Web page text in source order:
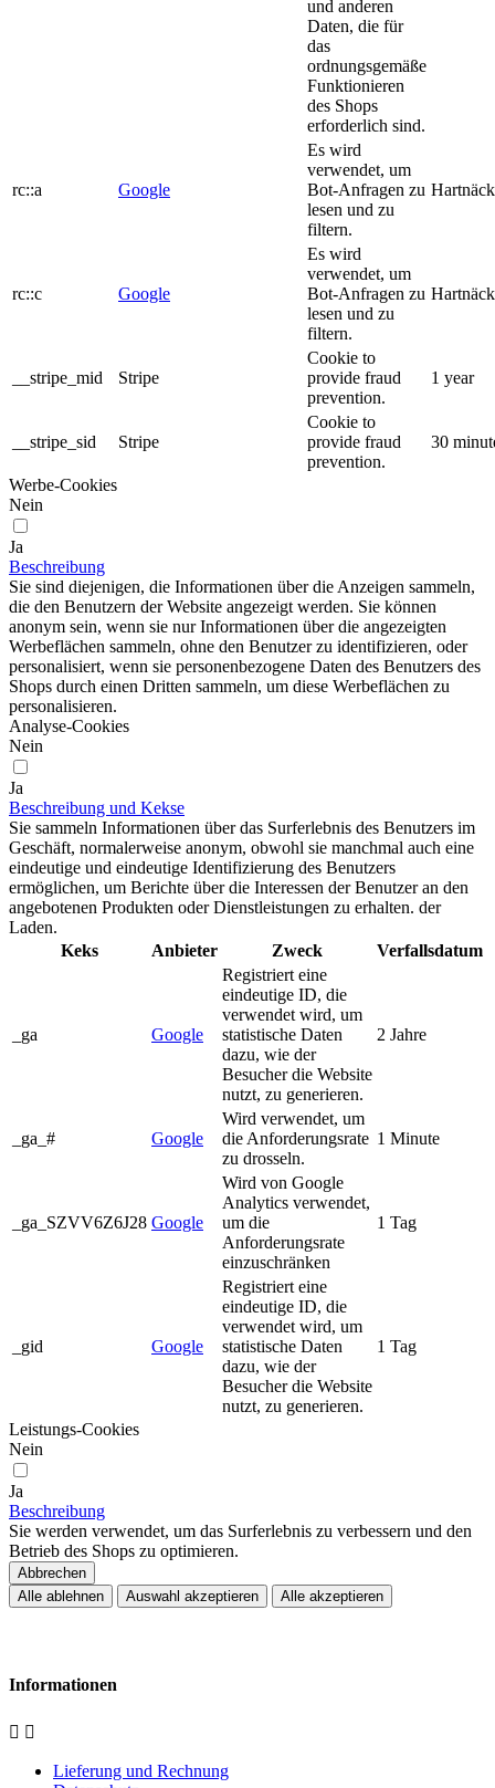
und anderen
Daten, die für
das
ordnungsgemäße
Funktionieren
des Shops
erforderlich sind.
rc::a Google
Es wird
verwendet, um
Bot-Anfragen zu
lesen und zu
filtern.
rc::c Google
Es wird
verwendet, um
Bot-Anfragen zu
lesen und zu
filtern.
__stripe_mid Stripe
Cookie to
provide fraud
prevention.
1 year
__stripe_sid Stripe
Cookie to
provide fraud
prevention.
30
Werbe-Cookies
Nein
Ja
Beschreibung
Sie sind diejenigen, die Informationen über die Anzeigen sammeln,
die den Benutzern der Website angezeigt werden. Sie können
anonym sein, wenn sie nur Informationen über die angezeigten
Werbeflächen sammeln, ohne den Benutzer zu identifizieren, oder
personalisiert, wenn sie personenbezogene Daten des Benutzers des
Shops durch einen Dritten sammeln, um diese Werbeflächen zu
personalisieren.
Analyse-Cookies
Nein
Ja
Beschreibung und Kekse
Sie sammeln Informationen über das Surferlebnis des Benutzers im
Geschäft, normalerweise anonym, obwohl sie manchmal auch eine
eindeutige und eindeutige Identifizierung des Benutzers
ermöglichen, um Berichte über die Interessen der Benutzer an den
angebotenen Produkten oder Dienstleistungen zu erhalten. der
Laden.
Keks
Anbieter Zweck Verfallsdatum
_ga Google
Registriert eine
eindeutige ID, die
verwendet wird, um
statistische Daten
dazu, wie der
Besucher die Website
nutzt, zu generieren.
2 Jahre
_ga_# Google
Wird verwendet, um
die Anforderungsrate
zu drosseln.
1 Minute
_ga_SZVV6Z6J28 Google
Wird von Google
Analytics verwendet,
um die
Anforderungsrate
einzuschränken
1 Tag
_gid Google
Registriert eine
eindeutige ID, die
verwendet wird, um
statistische Daten
dazu, wie der
Besucher die Website
nutzt, zu generieren.
1 Tag
Leistungs-Cookies
Nein
Ja
Beschreibung
Sie werden verwendet, um das Surferlebnis zu verbessern und den
Betrieb des Shops zu optimieren.
Abbrechen
Alle ablehnen
Auswahl akzeptieren Alle akzeptieren
Informationen
 
Lieferung und Rechnung